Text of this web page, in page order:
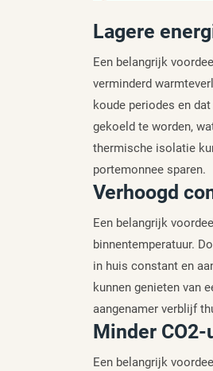
Lagere
Een belangrijk
verminderd
koude periodes en
gekoeld te worden,
thermische isolatie
portemonnee sparen.
Verhoogd
Een belangrijk
binnentemperatuur.
in huis constant en
kunnen genieten van
aangenamer verblijf
Minder
Een belangrijk